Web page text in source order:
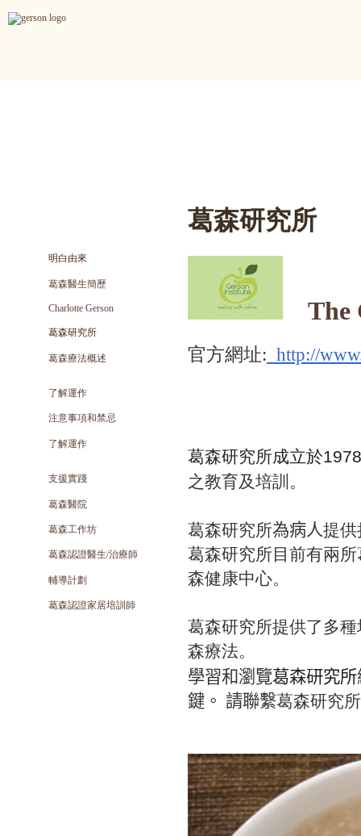
明白由來
葛森醫生簡歷
Charlotte Gerson
葛森研究所
葛森療法概述
了解運作
注意事項和禁忌
了解運作
支援實踐
葛森醫院
葛森工作坊
葛森認證醫生/治療師
輔導計劃
葛森認證家居培訓師
葛森研究所
The
官方網址: http://
葛森研究所成立於1978
之教育及培訓。
葛森研究所為病人提供
葛森研究所目前有兩
森健康中心。
葛森研究所提供了多
森療法。
學習和瀏覽葛森研究所
鍵。 請聯繫葛森研究